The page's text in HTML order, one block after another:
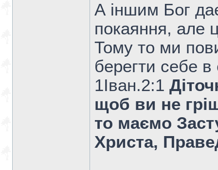
А іншим Бог
покаяння, але
Тому то ми
берегти себе в
1Iван.2:1
щоб ви не
то маємо
Христа,